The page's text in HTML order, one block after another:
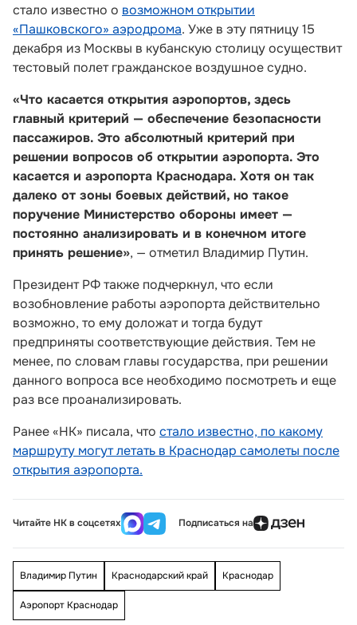
стало известно о возможном открытии
«Пашковского» аэродрома. Уже в эту пятницу 15
декабря из Москвы в кубанскую столицу осуществит
тестовый полет гражданское воздушное судно.
«Что касается открытия аэропортов, здесь
главный критерий — обеспечение безопасности
пассажиров. Это абсолютный критерий при
решении вопросов об открытии аэропорта. Это
касается и аэропорта Краснодара. Хотя он так
далеко от зоны боевых действий, но такое
поручение Министерство обороны имеет —
постоянно анализировать и в конечном итоге
принять решение», — отметил Владимир Путин.
Президент РФ также подчеркнул, что если
возобновление работы аэропорта действительно
возможно, то ему доложат и тогда будут
предприняты соответствующие действия. Тем не
менее, по словам главы государства, при решении
данного вопроса все необходимо посмотреть и еще
раз все проанализировать.
Ранее «НК» писала, что стало известно, по какому
маршруту могут летать в Краснодар самолеты после
открытия аэропорта.
Читайте НК в соцсетях Подписаться на
Владимир Путин Краснодарский край Краснодар
Аэропорт Краснодар